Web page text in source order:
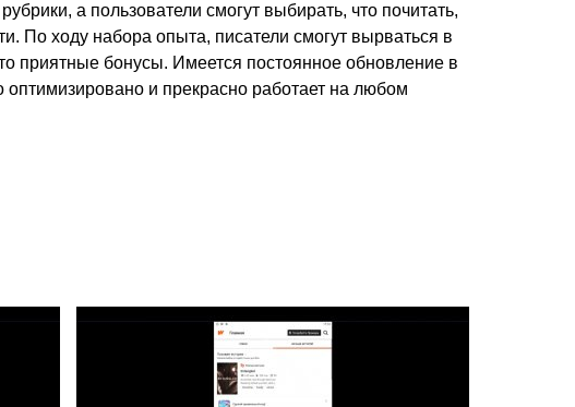
а пользователи смогут выбирать, что почитать,
По ходу набора опыта, писатели смогут вырваться в
приятные бонусы. Имеется постоянное обновление в
и прекрасно работает на любом